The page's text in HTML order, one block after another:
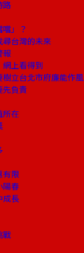
路
」？
尋台灣的未來
報
上看得到
立台北市府廉能作風
先負責
所在
有限
陽春
成長
戰